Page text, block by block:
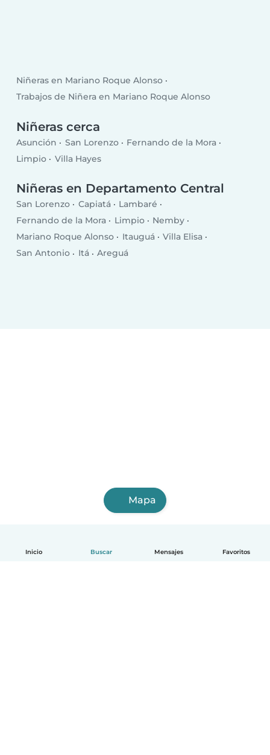
Inicio Buscar Mensajes Favoritos
Niñeras en Mariano Roque Alonso
Trabajos de Niñera en Mariano Roque Alonso
Niñeras cerca
Asunción San Lorenzo
Fernando de la Mora
Limpio
Villa Hayes
Niñeras en Departamento Central
San Lorenzo Capiatá
Lambaré
Fernando de la Mora
Limpio
Nemby
Mariano Roque Alonso
Itauguá
Villa Elisa
San Antonio
Itá Areguá
Mapa